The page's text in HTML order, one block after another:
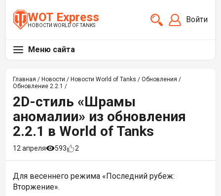
WOT Express
НОВОСТИ WORLD OF TANKS
Войти
Меню сайта
Главная / Новости / Новости World of Tanks / Обновления /
Обновление 2.2.1 /
2D-стиль «Шрамы
аномалии» из обновления
2.2.1 в World of Tanks
12 апреля 593 2
Для весеннего режима «Последний рубеж:
Вторжение».